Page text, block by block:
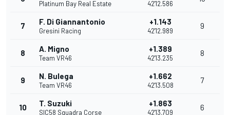
Platinum Bay Real Estate 42'12.586
7 F. Di Giannantonio
Gresini Racing
+1.143
42'12.989
9
8 A. Migno
Team VR46
+1.389
42'13.235
8
9 N. Bulega
Team VR46
+1.662
42'13.508
7
10 T. Suzuki
SIC58 Squadra Corse
+1.863
42'13.709
6